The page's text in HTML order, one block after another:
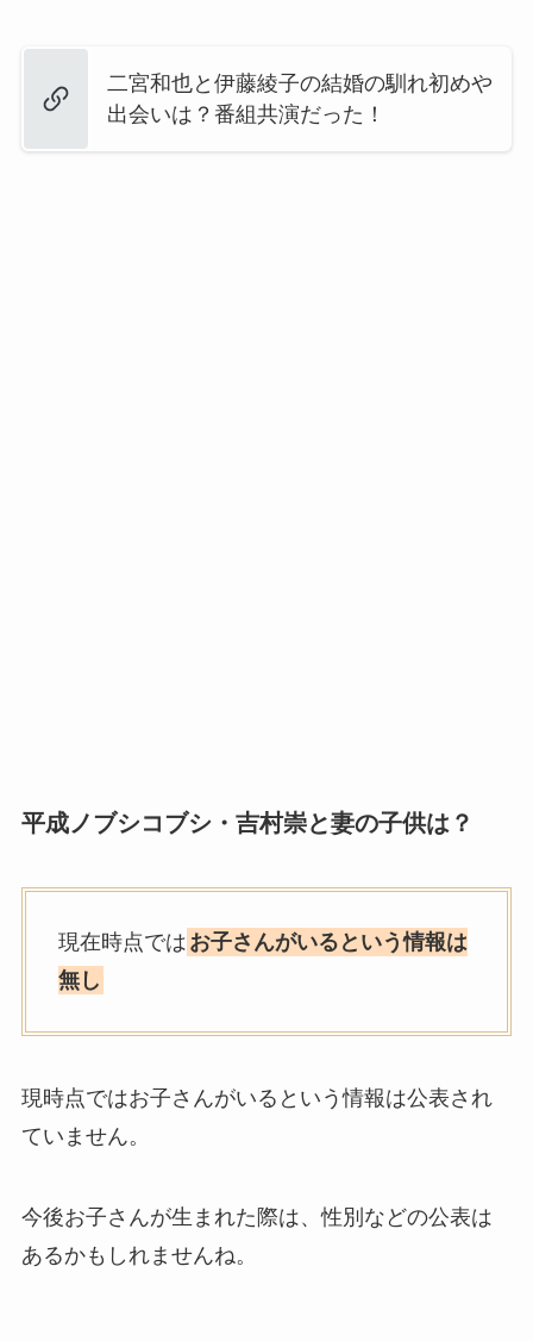
二宮和也と伊藤綾子の結婚の馴れ初めや
出会いは？番組共演だった！
平成ノブシコブシ・吉村崇と妻の子供は？
現在時点では お子さんがいるという情報は
無し
現時点ではお子さんがいるという情報は公表され
ていません。
今後お子さんが生まれた際は、性別などの公表は
あるかもしれませんね。